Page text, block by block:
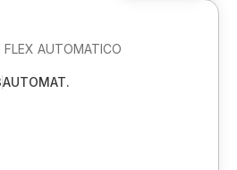
AUTOMATICO
AUTOMAT.